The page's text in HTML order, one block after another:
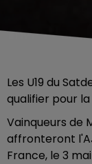
Les U19 du
qualifier pour
Vainqueurs de
affronteront
France, le 3